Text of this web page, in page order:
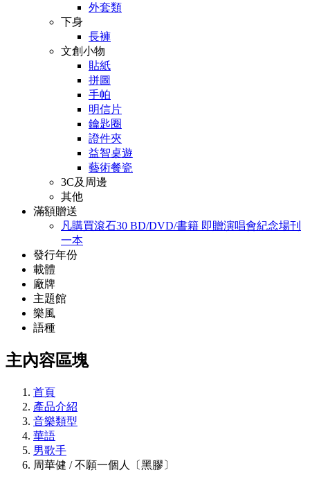
外套類
下身
長褲
文創小物
貼紙
拼圖
手帕
明信片
鑰匙圈
證件夾
益智桌遊
藝術餐瓷
3C及周邊
其他
滿額贈送
凡購買滾石30 BD/DVD/書籍 即贈演唱會紀念場刊
一本
發行年份
載體
廠牌
主題館
樂風
語種
主內容區塊
首頁
產品介紹
音樂類型
華語
男歌手
周華健 / 不願一個人〔黑膠〕